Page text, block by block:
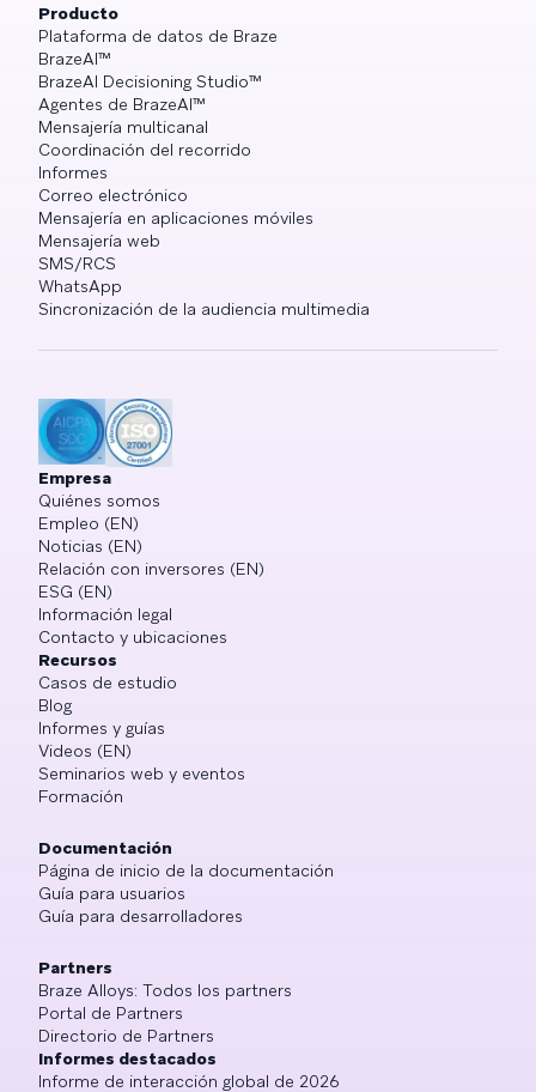
Producto
Plataforma de datos de Braze
BrazeAI™
BrazeAI Decisioning Studio™
Agentes de BrazeAI™
Mensajería multicanal
Coordinación del recorrido
Informes
Correo electrónico
Mensajería en aplicaciones móviles
Mensajería web
SMS/RCS
WhatsApp
Sincronización de la audiencia multimedia
Empresa
Quiénes somos
Empleo (EN)
Noticias (EN)
Relación con inversores (EN)
ESG (EN)
Información legal
Contacto y ubicaciones
Recursos
Casos de estudio
Blog
Informes y guías
Videos (EN)
Seminarios web y eventos
Formación
Documentación
Página de inicio de la documentación
Guía para usuarios
Guía para desarrolladores
Partners
Braze Alloys: Todos los partners
Portal de Partners
Directorio de Partners
Informes destacados
Informe de interacción global de 2026